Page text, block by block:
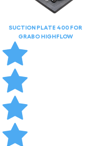
SUCTION PLATE 400 FOR
GRABO HIGHFLOW